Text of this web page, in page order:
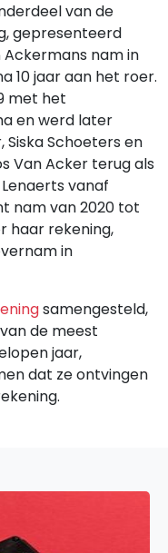
van de
gepresenteerd
nam in
10 jaar aan het roer.
met het
en werd later
Siska Schoeters en
Van Acker terug als
vanaf
nam van 2020 tot
haar rekening,
in
samengesteld,
de meest
jaar,
dat ze ontvingen